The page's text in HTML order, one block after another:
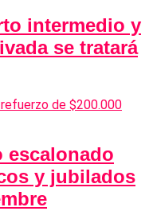
intermedio y
se tratará
escalonado
y jubilados